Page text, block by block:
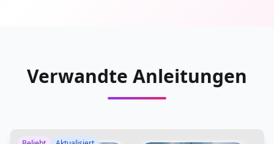
Verwandte Anleitungen